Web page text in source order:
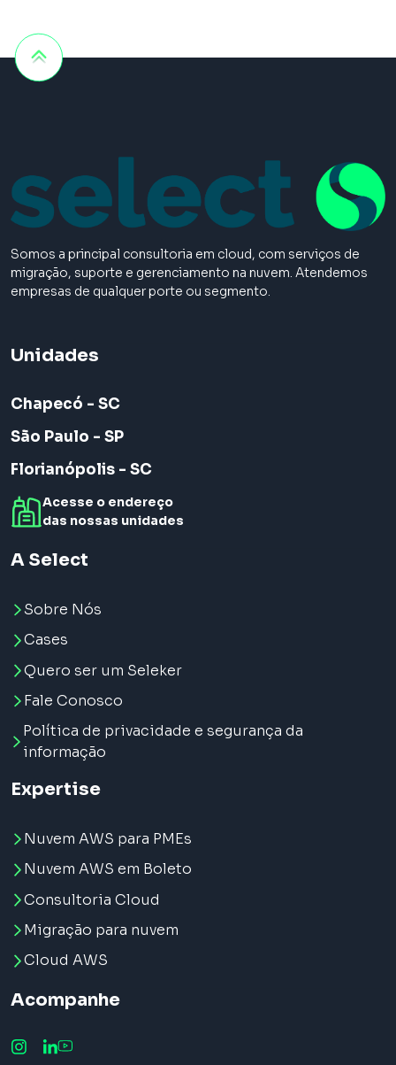
Somos a principal consultoria em cloud, com serviços de
migração, suporte e gerenciamento na nuvem. Atendemos
empresas de qualquer porte ou segmento.
Unidades
Chapecó - SC
São Paulo - SP
Florianópolis - SC
Acesse o endereço
das nossas unidades
A Select
Sobre Nós
Cases
Quero ser um Seleker
Fale Conosco
Política de privacidade e segurança da
informação
Expertise
Nuvem AWS para PMEs
Nuvem AWS em Boleto
Consultoria Cloud
Migração para nuvem
Cloud AWS
Acompanhe